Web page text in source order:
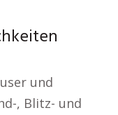
und
, Blitz- und